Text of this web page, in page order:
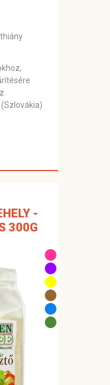
-
300G